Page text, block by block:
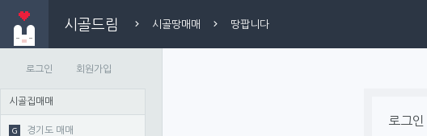
시골드림 시골땅매매 땅팝니다
로그인 회원가입
시골집매매
G 경기도 매매
로그인